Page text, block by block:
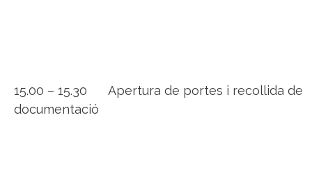
15.00 – 15.30 Apertura de portes i recollida de
documentació